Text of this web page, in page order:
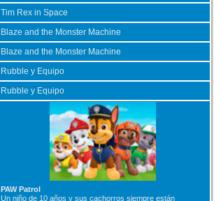
Tim Rex in Space
Blaze and the Monster Machine
Blaze and the Monster Machine
Rubble y Equipo
Rubble y Equipo
PAW Patrol
Un niño de 10 años y sus cachorros siempre están